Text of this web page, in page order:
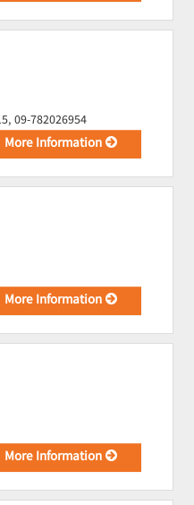
09-782026954
More Information
More Information
More Information